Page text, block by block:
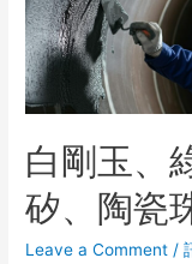
白剛玉、
矽、陶瓷
Leave a Comment /